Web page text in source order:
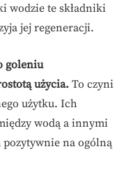
wodzie te składniki
jej regeneracji.
goleniu
użycia. To czyni
użytku. Ich
wodą a innymi
na ogólną